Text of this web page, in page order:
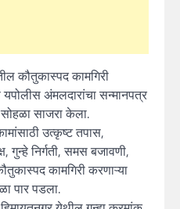
कौतुकास्पद कामगिरी
अंमलदारांचा सन्मानपत्र
साजरा केला.
उत्कृष्ट तपास,
गुन्हे निर्गती, समस बजावणी,
कामगिरी करणाऱ्या
पार पडला.